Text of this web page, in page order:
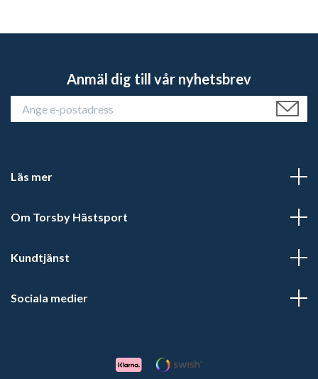
Anmäl dig till vår nyhetsbrev
Läs mer
Om Torsby Hästsport
Kundtjänst
Sociala medier